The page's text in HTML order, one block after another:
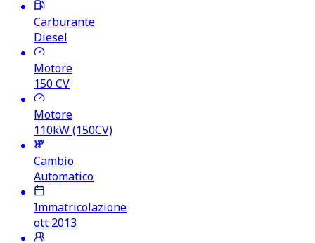
Carburante
Diesel
Motore
150CV
Motore
110kW (150CV)
Cambio
Automatico
Immatricolazione
ott 2013